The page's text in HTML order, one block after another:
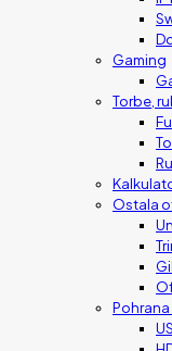
Gaming
Torbe,
Ostala